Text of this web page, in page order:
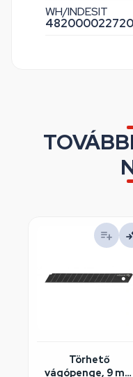
WH/INDESIT
482000022720
Törhető
vágópenge, 9 mm